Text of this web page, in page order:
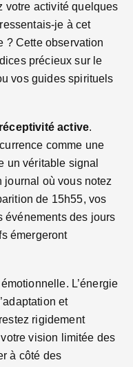
votre activité quelques
je à cet
? Cette observation
précieux sur le
vos guides spirituels
réceptivité active.
comme une
un véritable signal
journal où vous notez
de 15h55, vos
événements des jours
émergeront
L’énergie
et
rigidement
vision limitée des
à côté des